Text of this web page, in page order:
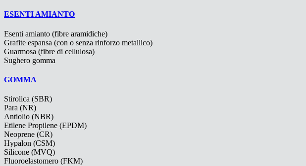
ESENTI AMIANTO
Esenti amianto (fibre aramidiche)
Grafite espansa (con o senza rinforzo metallico)
Guarmosa (fibre di cellulosa)
Sughero gomma
GOMMA
Stirolica (SBR)
Para (NR)
Antiolio (NBR)
Etilene Propilene (EPDM)
Neoprene (CR)
Hypalon (CSM)
Silicone (MVQ)
Fluoroelastomero (FKM)